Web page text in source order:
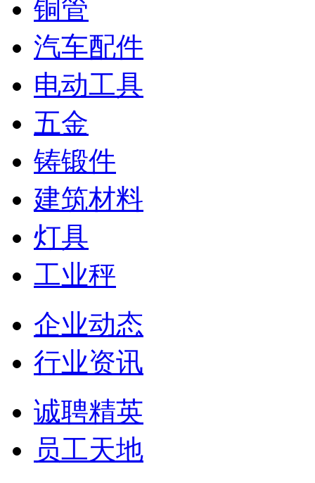
铜管
汽车配件
电动工具
五金
铸锻件
建筑材料
灯具
工业秤
企业动态
行业资讯
诚聘精英
员工天地